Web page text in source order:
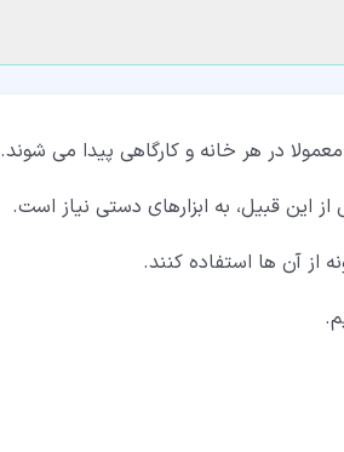
در هر خانه و کارگاهی پیدا می شوند.
این قبیل، به ابزارهای دستی نیاز است.
از آن ها استفاده کنند.